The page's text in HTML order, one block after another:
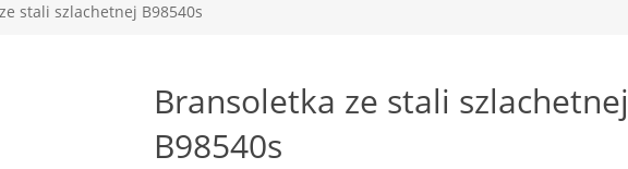
stali szlachetnej B98540s
Bransoletka ze stali szlachetnej
B98540s